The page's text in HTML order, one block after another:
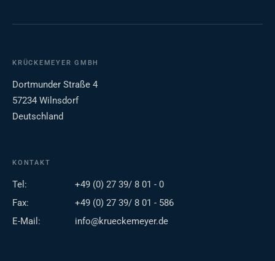
KRÜCKEMEYER GMBH
Dortmunder Straße 4
57234 Wilnsdorf
Deutschland
KONTAKT
Tel:
+49 (0) 27 39/ 8 01 - 0
Fax:
+49 (0) 27 39/ 8 01 - 586
E-Mail:
info@krueckemeyer.de